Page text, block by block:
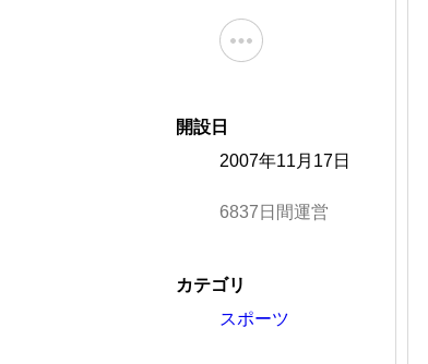
開設日
2007年11月17日
6837日間運営
カテゴリ
スポーツ